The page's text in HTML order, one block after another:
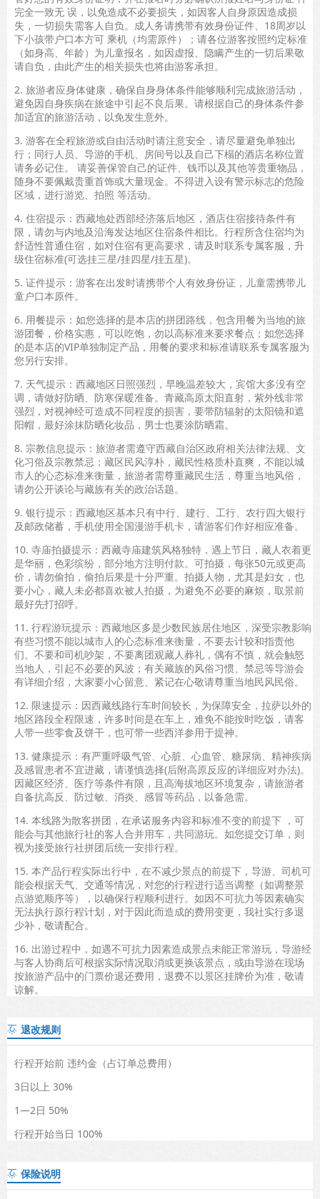
完全一致无 误，以免造成不必要损失，如因客人自身原因造成损
失，一切损失需客人自负。成人务请携带有效身份证件、18周岁以
下小孩带户口本方可 乘机（均需原件）；请各位游客按照约定标准
（如身高、年龄）为儿童报名，如因虚报、隐瞒产生的一切后果敬
请自负，由此产生的相关损失也将由游客承担。
2. 旅游者应身体健康，确保自身身体条件能够顺利完成旅游活动，
避免因自身疾病在旅途中引起不良后果。请根据自己的身体条件参
加适宜的旅游活动，以免发生意外。
3. 游客在全程旅游或自由活动时请注意安全，请尽量避免单独出
行；同行人员、导游的手机、房间号以及自己下榻的酒店名称位置
请务必记住。 请妥善保管自己的证件、钱币以及其他等贵重物品，
随身不要佩戴贵重首饰或大量现金。不得进入设有警示标志的危险
区域，进行游览、拍照 等活动。
4. 住宿提示：西藏地处西部经济落后地区，酒店住宿接待条件有
限，请勿与内地及沿海发达地区住宿条件相比。行程所含住宿均为
舒适性普通住宿，如对住宿有更高要求，请及时联系专属客服，升
级住宿标准(可选挂三星/挂四星/挂五星)。
5. 证件提示：游客在出发时请携带个人有效身份证，儿童需携带儿
童户口本原件。
6. 用餐提示：如您选择的是本店的拼团路线，包含用餐为当地的旅
游团餐，价格实惠，可以吃饱，勿以高标准来要求餐点；如您选择
的是本店的VIP单独制定产品，用餐的要求和标准请联系专属客服为
您另行安排。
7. 天气提示：西藏地区日照强烈，早晚温差较大，宾馆大多没有空
调，请做好防晒、防寒保暖准备。青藏高原太阳直射，紫外线非常
强烈，对视神经可造成不同程度的损害，要带防辐射的太阳镜和遮
阳帽，最好涂抹防晒化妆品，男士也要涂防晒霜。
8. 宗教信息提示：旅游者需遵守西藏自治区政府相关法律法规、文
化习俗及宗教禁忌；藏区民风淳朴，藏民性格质朴直爽，不能以城
市人的心态标准来衡量，旅游者需尊重藏民生活，尊重当地风俗，
请勿公开谈论与藏族有关的政治话题。
9. 银行提示：西藏地区基本只有中行、建行、工行、农行四大银行
及邮政储蓄，手机使用全国漫游手机卡，请游客们作好相应准备。
10. 寺庙拍摄提示：西藏寺庙建筑风格独特，遇上节日，藏人衣着更
是华丽，色彩缤纷，部分地方注明付款。可拍摄，每张50元或更高
价，请勿偷拍，偷拍后果是十分严重。拍摄人物，尤其是妇女，也
要小心，藏人未必都喜欢被人拍摄，为避免不必要的麻烦，取景前
最好先打招呼。
11. 行程游玩提示：西藏地区多是少数民族居住地区，深受宗教影响
有些习惯不能以城市人的心态标准来衡量，不要去计较和指责他
们。不要和司机吵架，不要离团观藏人葬礼，偶有不慎，就会触怒
当地人，引起不必要的风波；有关藏族的风俗习惯、禁忌等导游会
有详细介绍，大家要小心留意、紧记在心敬请尊重当地民风民俗。
12. 限速提示：因西藏线路行车时间较长，为保障安全，拉萨以外的
地区路段全程限速，许多时间是在车上，难免不能按时吃饭，请客
人带一些零食及饼干，也可带一些西洋参用于提神。
13. 健康提示：有严重呼吸气管、心脏、心血管、糖尿病、精神疾病
及感冒患者不宜进藏，请谨慎选择(后附高原反应的详细应对办法)。
因藏区经济、医疗等条件有限，且高海拔地区环境复杂，请旅游者
自备抗高反、防过敏、消炎、感冒等药品，以备急需。
14. 本线路为散客拼团，在承诺服务内容和标准不变的前提下 ，可
能会与其他旅行社的客人合并用车，共同游玩。如您提交订单，则
视为接受旅行社拼团后统一安排行程。
15. 本产品行程实际出行中，在不减少景点的前提下，导游、司机可
能会根据天气、交通等情况，对您的行程进行适当调整（如调整景
点游览顺序等），以确保行程顺利进行。如因不可抗力等因素确实
无法执行原行程计划，对于因此而造成的费用变更，我社实行多退
少补，敬请配合。
16. 出游过程中，如遇不可抗力因素造成景点未能正常游玩，导游经
与客人协商后可根据实际情况取消或更换该景点，或由导游在现场
按旅游产品中的门票价退还费用，退费不以景区挂牌价为准，敬请
谅解。
 退改规则
行程开始前 违约金（占订单总费用）
3日以上 30%
1—2日 50%
行程开始当日 100%
 保险说明